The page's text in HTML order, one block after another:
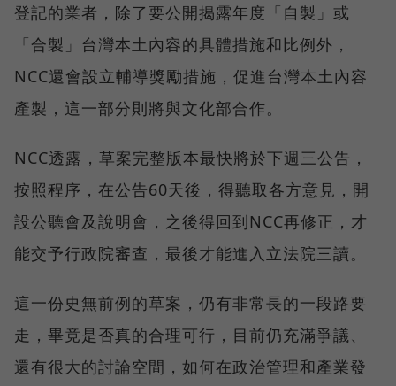
登記的業者，除了要公開揭露年度「自製」或
「合製」台灣本土內容的具體措施和比例外，
NCC還會設立輔導獎勵措施，促進台灣本土內容
產製，這一部分則將與文化部合作。
NCC透露，草案完整版本最快將於下週三公告，
按照程序，在公告60天後，得聽取各方意見，開
設公聽會及說明會，之後得回到NCC再修正，才
能交予行政院審查，最後才能進入立法院三讀。
這一份史無前例的草案，仍有非常長的一段路要
走，畢竟是否真的合理可行，目前仍充滿爭議、
還有很大的討論空間，如何在政治管理和產業發